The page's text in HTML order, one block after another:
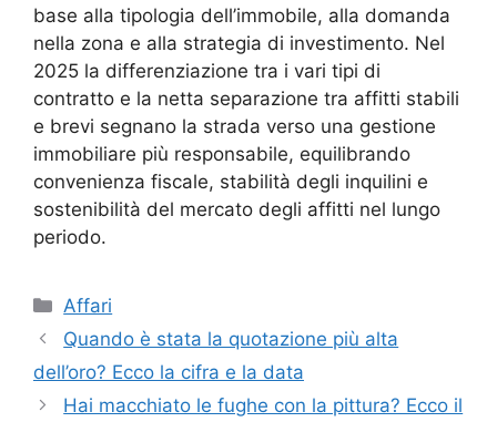
base alla tipologia dell’immobile, alla domanda
nella zona e alla strategia di investimento. Nel
2025 la differenziazione tra i vari tipi di
contratto e la netta separazione tra affitti stabili
e brevi segnano la strada verso una gestione
immobiliare più responsabile, equilibrando
convenienza fiscale, stabilità degli inquilini e
sostenibilità del mercato degli affitti nel lungo
periodo.
Categorie
Affari
Quando è stata la quotazione più alta
dell’oro? Ecco la cifra e la data
Hai macchiato le fughe con la pittura? Ecco il